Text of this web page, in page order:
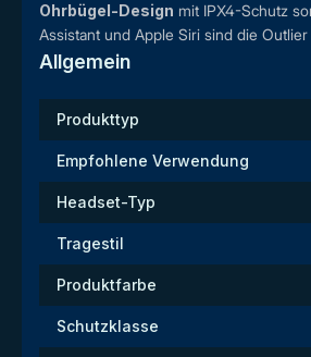
Ohrbügel-Design mit IPX4-Schutz
Assistant und Apple Siri sind die
Allgemein
Produkttyp
Empfohlene Verwendung
Headset-Typ
Tragestil
Produktfarbe
Schutzklasse